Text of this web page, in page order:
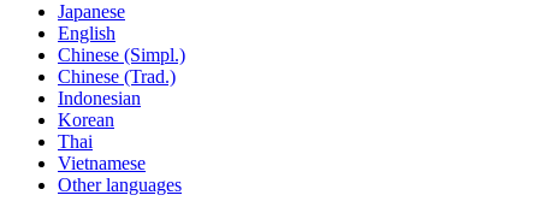
Japanese
English
Chinese (Simpl.)
Chinese (Trad.)
Indonesian
Korean
Thai
Vietnamese
Other languages